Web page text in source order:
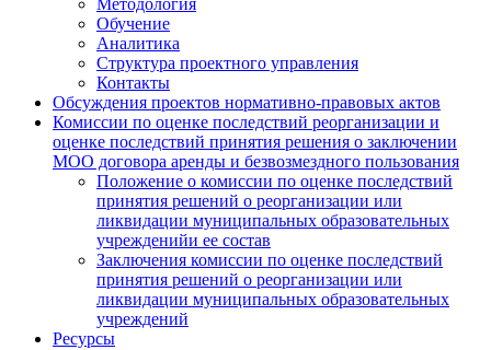
Методология
Обучение
Аналитика
Структура проектного управления
Контакты
Обсуждения проектов нормативно-правовых актов
Комиссии по оценке последствий реорганизации и
оценке последствий принятия решения о заключении
МОО договора аренды и безвозмездного пользования
Положение о комиссии по оценке последствий
принятия решений о реорганизации или
ликвидации муниципальных образовательных
учрежденийи ее состав
Заключения комиссии по оценке последствий
принятия решений о реорганизации или
ликвидации муниципальных образовательных
учреждений
Ресурсы